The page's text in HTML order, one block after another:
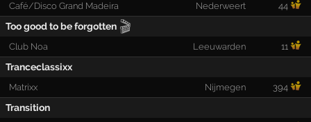
Café/Disco Grand Madeira Nederweert 44
Too good to be forgotten 🎬
Club Noa Leeuwarden 11
Tranceclassixx
Matrixx Nijmegen 394
Transition